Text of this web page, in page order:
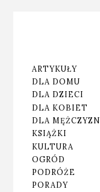
ARTYKUŁY
DLA DOMU
DLA DZIECI
DLA KOBIET
DLA MĘŻCZYZN
KSIĄŻKI
KULTURA
OGRÓD
PODRÓŻE
PORADY